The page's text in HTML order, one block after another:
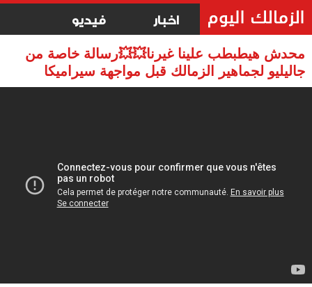
اخبار فيديو
محدش هيطبطب علينا غيرنا💥💥رسالة خاصة من
جاليليو لجماهير الزمالك قبل مواجهة سيراميكا